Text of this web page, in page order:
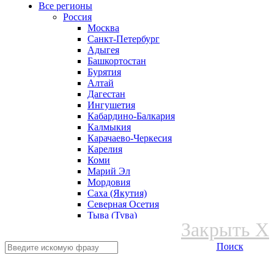
Все регионы
Россия
Москва
Санкт-Петербург
Адыгея
Башкортостан
Бурятия
Алтай
Дагестан
Ингушетия
Кабардино-Балкария
Калмыкия
Карачаево-Черкесия
Карелия
Коми
Марий Эл
Мордовия
Саха (Якутия)
Северная Осетия
Тыва (Тува)
Удмуртская Республика
Чеченская Республика
Закрыть X
Поиск